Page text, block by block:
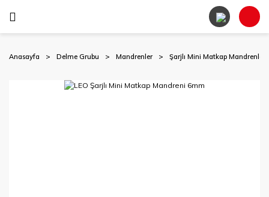
Anasayfa Delme Grubu Mandrenler Şarjlı Mini Matkap Mandrenleri